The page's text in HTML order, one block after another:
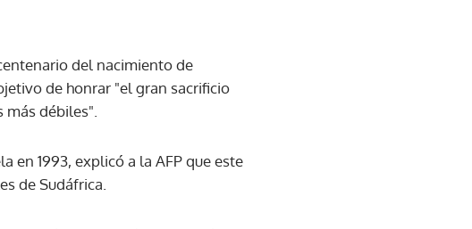
del nacimiento de
de honrar "el gran sacrificio
débiles".
en 1993, explicó a la AFP que este
de Sudáfrica.